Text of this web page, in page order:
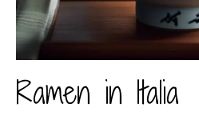
Ramen in Italia